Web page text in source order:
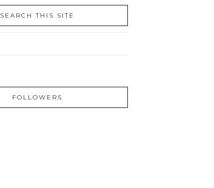
SEARCH THIS SITE
FOLLOWERS